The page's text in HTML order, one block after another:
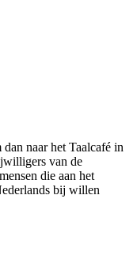
naar het Taalcafé in
van de
die aan het
bij willen